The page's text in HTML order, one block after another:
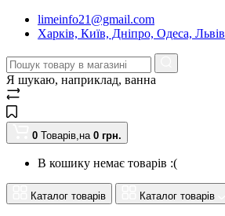
limeinfo21@gmail.com
Харків, Київ, Дніпро, Одеса, Львів
Я шукаю, наприклад, ванна
0 Товарів,на 0 грн.
В кошику немає товарів :(
Каталог товарів Каталог товарів